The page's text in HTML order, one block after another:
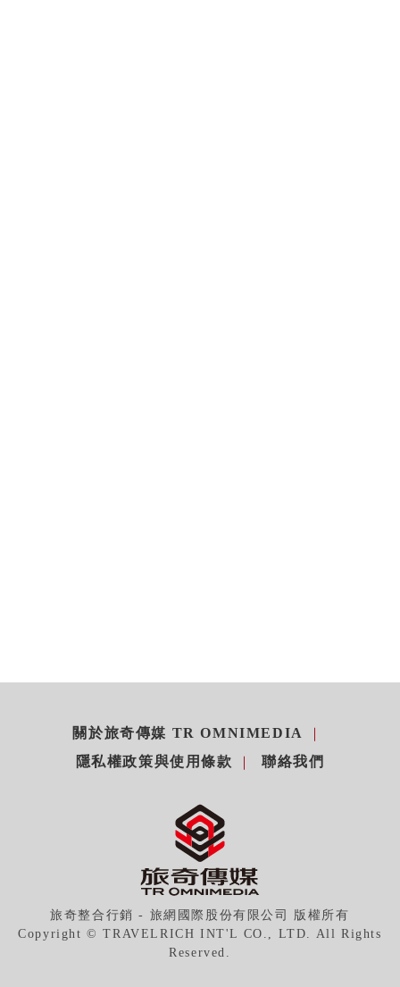
關於旅奇傳媒 TR OMNIMEDIA
隱私權政策與使用條款
聯絡我們
旅奇整合行銷 - 旅網國際股份有限公司 版權所有
Copyright © TRAVELRICH INT'L CO., LTD. All Rights
Reserved.